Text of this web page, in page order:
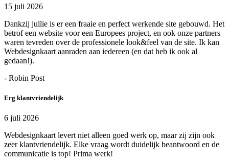
15 juli 2026
Dankzij jullie is er een fraaie en perfect werkende site gebouwd. Het
betrof een website voor een Europees project, en ook onze partners
waren tevreden over de professionele look&feel van de site. Ik kan
Webdesignkaart aanraden aan iedereen (en dat heb ik ook al
gedaan!).
- Robin Post
Erg klantvriendelijk
6 juli 2026
Webdesignkaart levert niet alleen goed werk op, maar zij zijn ook
zeer klantvriendelijk. Elke vraag wordt duidelijk beantwoord en de
communicatie is top! Prima werk!